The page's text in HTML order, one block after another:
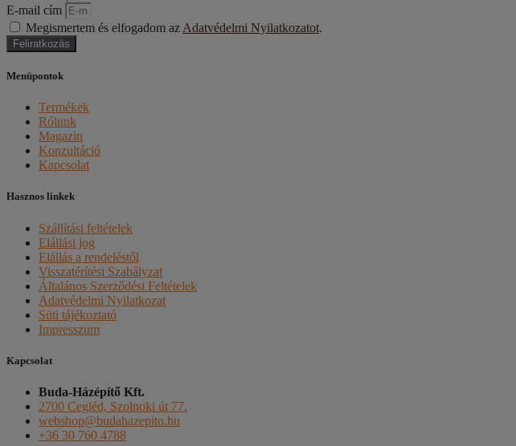
E-mail cím
Megismertem és elfogadom az Adatvédelmi Nyilatkozatot.
Feliratkozás
Menüpontok
Termékek
Rólunk
Magazin
Konzultáció
Kapcsolat
Hasznos linkek
Szállítási feltételek
Elállási jog
Elállás a rendeléstől
Visszatérítési Szabályzat
Általános Szerződési Feltételek
Adatvédelmi Nyilatkozat
Süti tájékoztató
Impresszum
Kapcsolat
Buda-Házépítő Kft.
2700 Cegléd, Szolnoki út 77.
webshop@budahazepito.hu
+36 30 760 4788